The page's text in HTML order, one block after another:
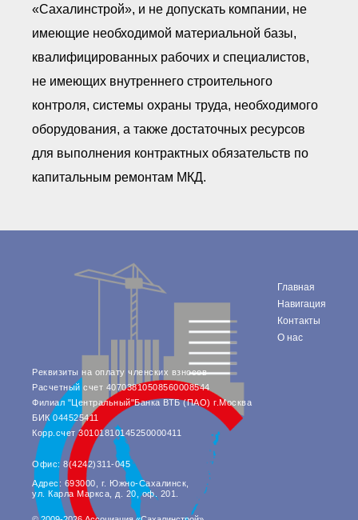
«Сахалинстрой», и не допускать компании, не
имеющие необходимой материальной базы,
квалифицированных рабочих и специалистов,
не имеющих внутреннего строительного
контроля, системы охраны труда, необходимого
оборудования, а также достаточных ресурсов
для выполнения контрактных обязательств по
капитальным ремонтам МКД.
Реквизиты на оплату членских взносов
Расчетный счет 40703810508560008544
Филиал "Центральный"Банка ВТБ (ПАО) г.Москва
БИК 044525411
Корр.счет 30101810145250000411
Офис: 8(4242)311-045
Адрес: 693000, г. Южно-Сахалинск,
ул. Карла Маркса, д. 20, оф. 201.
Главная
Навигация
Контакты
О нас